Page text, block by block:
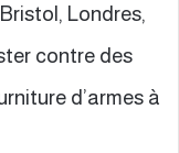
Londres,
contre des
d’armes à